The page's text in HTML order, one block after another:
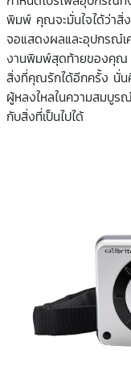
พิมพ์ คุณจะมั่นใจได้ว่าสิ่
จอแสดงผลและอุปกรณ์เ
งานพิมพ์สุดท้ายของคุณ
สิ่งที่คุณรักได้อีกครั้ง นั่น
ผู้หลงใหลในความสมบู
กับสิ่งที่เป็นไปได้